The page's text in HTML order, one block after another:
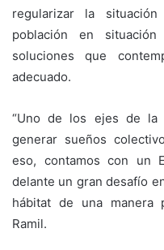
regularizar la
población en
soluciones que
adecuado.
“Uno de los ejes de la
generar sueños
eso, contamos con un
delante un gran desafío
hábitat de una manera
Ramil.